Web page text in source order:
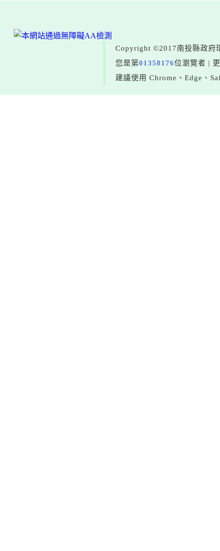
Copyright ©2017南投縣政府
您是第01358176位瀏覽者 |
建議使用 Chrome、Edge、